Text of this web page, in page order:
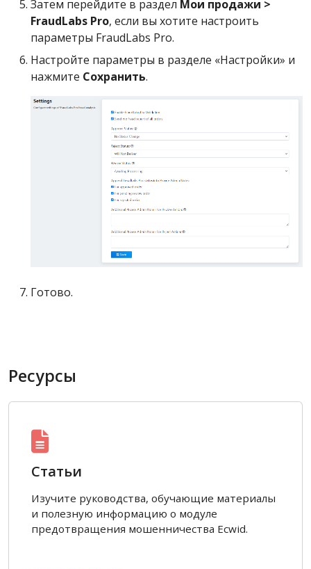
Затем перейдите в раздел Мои продажи >
FraudLabs Pro, если вы хотите настроить
параметры FraudLabs Pro.
Настройте параметры в разделе «Настройки» и
нажмите Сохранить.
Готово.
Ресурсы
Статьи
Изучите руководства, обучающие материалы
и полезную информацию о модуле
предотвращения мошенничества Ecwid.